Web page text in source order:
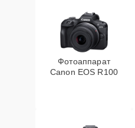
Фотоаппарат
Canon EOS R100